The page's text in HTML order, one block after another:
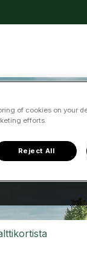
tyhjä.
of cookies on your
efforts.
Reject All